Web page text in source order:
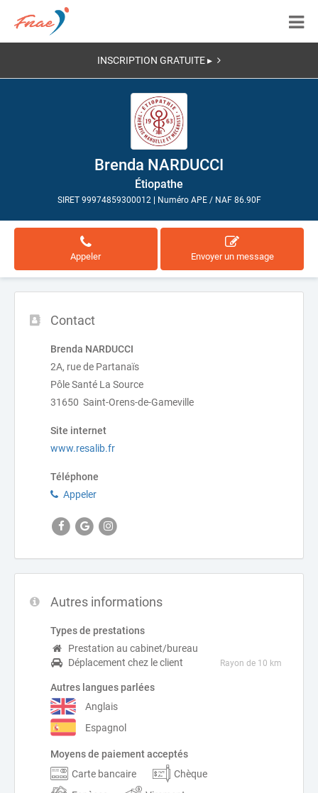
INSCRIPTION GRATUITE ▸
Brenda NARDUCCI
Étiopathe
SIRET 99974859300012 Numéro APE / NAF 86.90F
Appeler Envoyer un message
Contact
Brenda NARDUCCI
2A, rue de Partanaïs
Pôle Santé La Source
31650 Saint-Orens-de-Gameville
Site internet
www.resalib.fr
Téléphone
Appeler
Autres informations
Types de prestations
Prestation au cabinet/bureau
Déplacement chez le client
Rayon de 10 km
Autres langues parlées
Anglais
Espagnol
Moyens de paiement acceptés
Carte bancaire
Chèque